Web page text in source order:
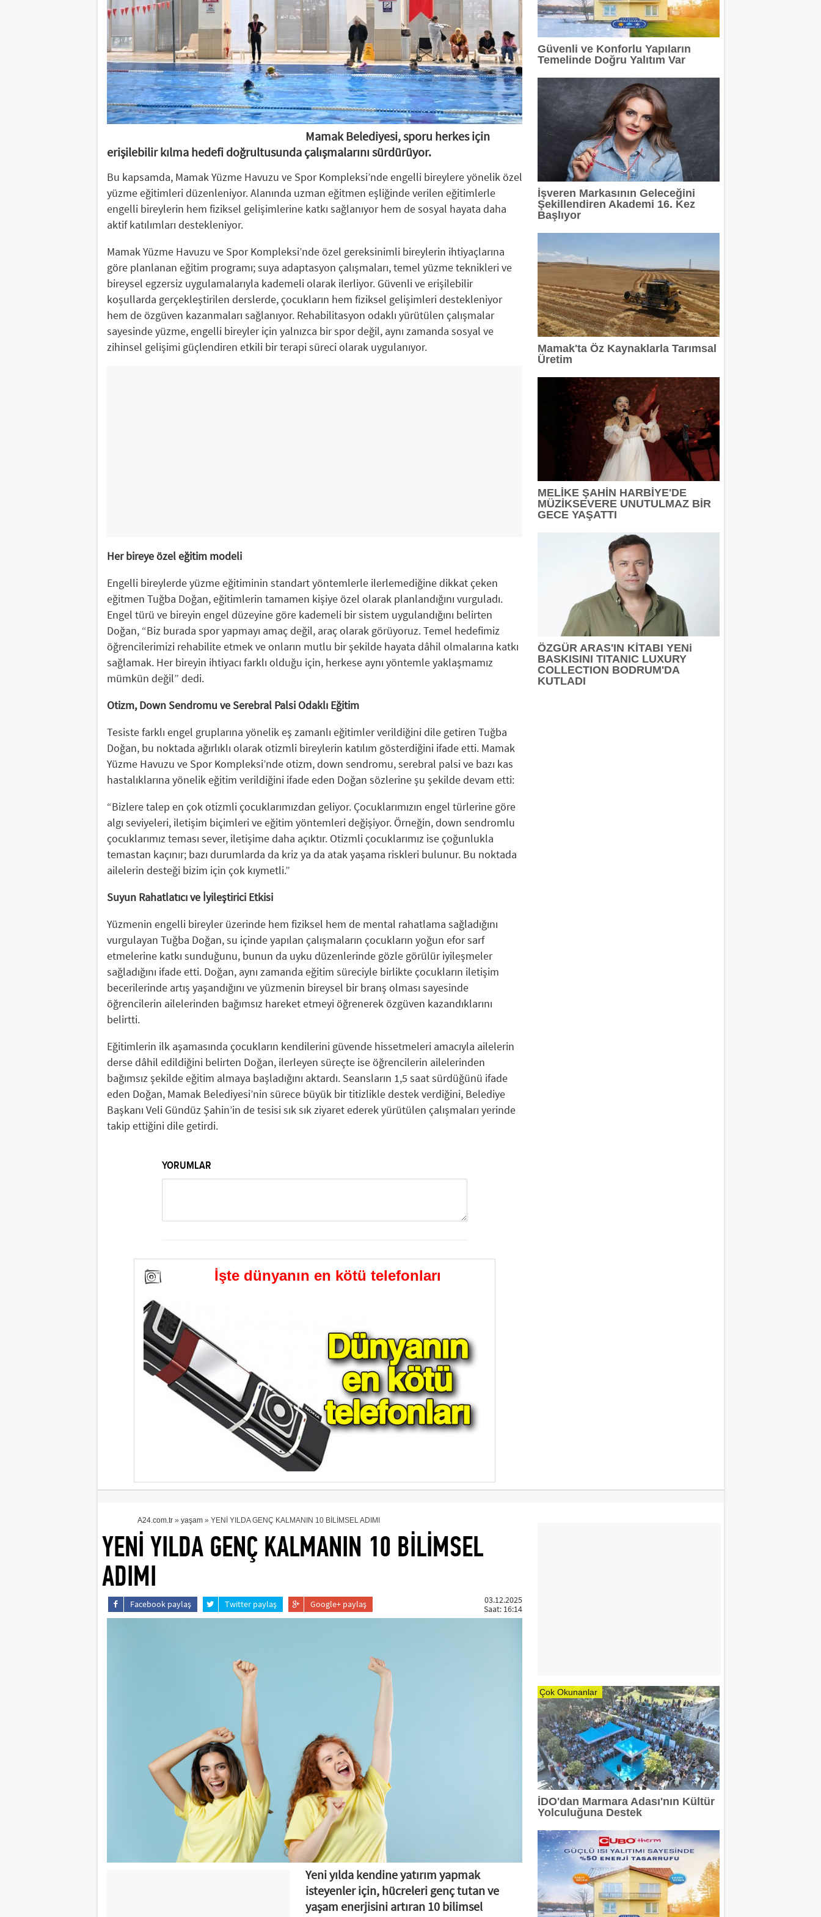
15:07: Lexus'ta LBX ve RX Performance Hybrid Modellerinde Özel Fiyat Avantajı
13:45: Demet Akalın, Sefo ve LVBEL C5 Bodrum'u Salladı
13:35: Mars Logistics'in Yalova Gümrüğüne Bağlı Antreposu İstanbul'da Hizmet Veriyor
12:43: İçecekten Ara Öğüne Balın Kullanım Alanları Çeşitleniyor
12:42: Murat Dalkılıç'tan yaz sezonuna hızlı dönüş
12:33: Makine Dairesi,AI-Native Prodüksiyon Yaklaşımıyla Markalara Yeni Bir Üretim Modeli Sunuyor
12:26: Daikin'den Akıllı İklimlendirmede Yeni Dönem: Madoka Plus Türkiye'de
Mamak Belediyesi, sporu herkes için
erişilebilir kılma hedefi doğrultusunda çalışmalarını sürdürüyor.
Bu kapsamda, Mamak Yüzme Havuzu ve Spor Kompleksi’nde engelli bireylere yönelik özel
yüzme eğitimleri düzenleniyor. Alanında uzman eğitmen eşliğinde verilen eğitimlerle
engelli bireylerin hem fiziksel gelişimlerine katkı sağlanıyor hem de sosyal hayata daha
aktif katılımları destekleniyor.
Mamak Yüzme Havuzu ve Spor Kompleksi’nde özel gereksinimli bireylerin ihtiyaçlarına
göre planlanan eğitim programı; suya adaptasyon çalışmaları, temel yüzme teknikleri ve
bireysel egzersiz uygulamalarıyla kademeli olarak ilerliyor. Güvenli ve erişilebilir
koşullarda gerçekleştirilen derslerde, çocukların hem fiziksel gelişimleri destekleniyor
hem de özgüven kazanmaları sağlanıyor. Rehabilitasyon odaklı yürütülen çalışmalar
sayesinde yüzme, engelli bireyler için yalnızca bir spor değil, aynı zamanda sosyal ve
zihinsel gelişimi güçlendiren etkili bir terapi süreci olarak uygulanıyor.
Her bireye özel eğitim modeli
Engelli bireylerde yüzme eğitiminin standart yöntemlerle ilerlemediğine dikkat çeken
eğitmen Tuğba Doğan, eğitimlerin tamamen kişiye özel olarak planlandığını vurguladı.
Engel türü ve bireyin engel düzeyine göre kademeli bir sistem uygulandığını belirten
Doğan, “Biz burada spor yapmayı amaç değil, araç olarak görüyoruz. Temel hedefimiz
öğrencilerimizi rehabilite etmek ve onların mutlu bir şekilde hayata dâhil olmalarına katkı
sağlamak. Her bireyin ihtiyacı farklı olduğu için, herkese aynı yöntemle yaklaşmamız
mümkün değil” dedi.
Otizm, Down Sendromu ve Serebral Palsi Odaklı Eğitim
Tesiste farklı engel gruplarına yönelik eş zamanlı eğitimler verildiğini dile getiren Tuğba
Doğan, bu noktada ağırlıklı olarak otizmli bireylerin katılım gösterdiğini ifade etti. Mamak
Yüzme Havuzu ve Spor Kompleksi’nde otizm, down sendromu, serebral palsi ve bazı kas
hastalıklarına yönelik eğitim verildiğini ifade eden Doğan sözlerine şu şekilde devam etti:
“Bizlere talep en çok otizmli çocuklarımızdan geliyor. Çocuklarımızın engel türlerine göre
algı seviyeleri, iletişim biçimleri ve eğitim yöntemleri değişiyor. Örneğin, down sendromlu
çocuklarımız teması sever, iletişime daha açıktır. Otizmli çocuklarımız ise çoğunlukla
temastan kaçınır; bazı durumlarda da kriz ya da atak yaşama riskleri bulunur. Bu noktada
ailelerin desteği bizim için çok kıymetli.”
Suyun Rahatlatıcı ve İyileştirici Etkisi
Yüzmenin engelli bireyler üzerinde hem fiziksel hem de mental rahatlama sağladığını
vurgulayan Tuğba Doğan, su içinde yapılan çalışmaların çocukların yoğun efor sarf
etmelerine katkı sunduğunu, bunun da uyku düzenlerinde gözle görülür iyileşmeler
sağladığını ifade etti. Doğan, aynı zamanda eğitim süreciyle birlikte çocukların iletişim
becerilerinde artış yaşandığını ve yüzmenin bireysel bir branş olması sayesinde
öğrencilerin ailelerinden bağımsız hareket etmeyi öğrenerek özgüven kazandıklarını
belirtti.
Eğitimlerin ilk aşamasında çocukların kendilerini güvende hissetmeleri amacıyla ailelerin
derse dâhil edildiğini belirten Doğan, ilerleyen süreçte ise öğrencilerin ailelerinden
bağımsız şekilde eğitim almaya başladığını aktardı. Seansların 1,5 saat sürdüğünü ifade
eden Doğan, Mamak Belediyesi’nin sürece büyük bir titizlikle destek verdiğini, Belediye
Başkanı Veli Gündüz Şahin’in de tesisi sık sık ziyaret ederek yürütülen çalışmaları yerinde
takip ettiğini dile getirdi.
YORUMLAR
İşte dünyanın en kötü telefonları
Güvenli ve Konforlu Yapıların
Temelinde Doğru Yalıtım Var
İşveren Markasının Geleceğini
Şekillendiren Akademi 16. Kez
Başlıyor
Mamak'ta Öz Kaynaklarla Tarımsal
Üretim
MELİKE ŞAHİN HARBİYE'DE
MÜZİKSEVERE UNUTULMAZ BİR
GECE YAŞATTI
ÖZGÜR ARAS'IN KİTABI YENi
BASKISINI TITANIC LUXURY
COLLECTION BODRUM'DA
KUTLADI
YENİ YILDA GENÇ KALMANIN 10 BİLİMSEL
ADIMI
A24.com.tr» yaşam» YENİ YILDA GENÇ KALMANIN 10 BİLİMSEL ADIMI
Facebook paylaş Twitter paylaş Google+ paylaş
03.12.2025
Saat: 16:14
Yeni yılda kendine yatırım yapmak
isteyenler için, hücreleri genç tutan ve
yaşam enerjisini artıran 10 bilimsel
Çok Okunanlar
İDO'dan Marmara Adası'nın Kültür
Yolculuğuna Destek